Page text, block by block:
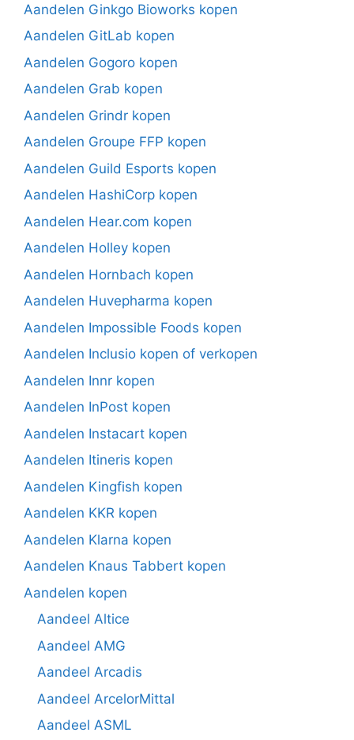
Aandelen Ginkgo Bioworks kopen
Aandelen GitLab kopen
Aandelen Gogoro kopen
Aandelen Grab kopen
Aandelen Grindr kopen
Aandelen Groupe FFP kopen
Aandelen Guild Esports kopen
Aandelen HashiCorp kopen
Aandelen Hear.com kopen
Aandelen Holley kopen
Aandelen Hornbach kopen
Aandelen Huvepharma kopen
Aandelen Impossible Foods kopen
Aandelen Inclusio kopen of verkopen
Aandelen Innr kopen
Aandelen InPost kopen
Aandelen Instacart kopen
Aandelen Itineris kopen
Aandelen Kingfish kopen
Aandelen KKR kopen
Aandelen Klarna kopen
Aandelen Knaus Tabbert kopen
Aandelen kopen
Aandeel Altice
Aandeel AMG
Aandeel Arcadis
Aandeel ArcelorMittal
Aandeel ASML